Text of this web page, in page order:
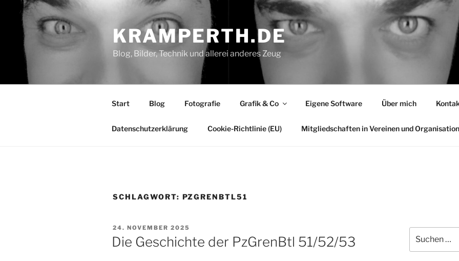
springen
KRAMPERTH.DE
Blog, Bilder, Technik und allerei anderes Zeug
Start Blog Fotografie Grafik & Co Eigene Software Über mich
Datenschutzerklärung Cookie-Richtlinie (EU) Mitgliedschaften in Vereinen und
SCHLAGWORT: PZGRENBTL51
VERÖFFENTLICHT
AM
24. NOVEMBER 2025
Die Geschichte der PzGrenBtl 51/52/53
nach: